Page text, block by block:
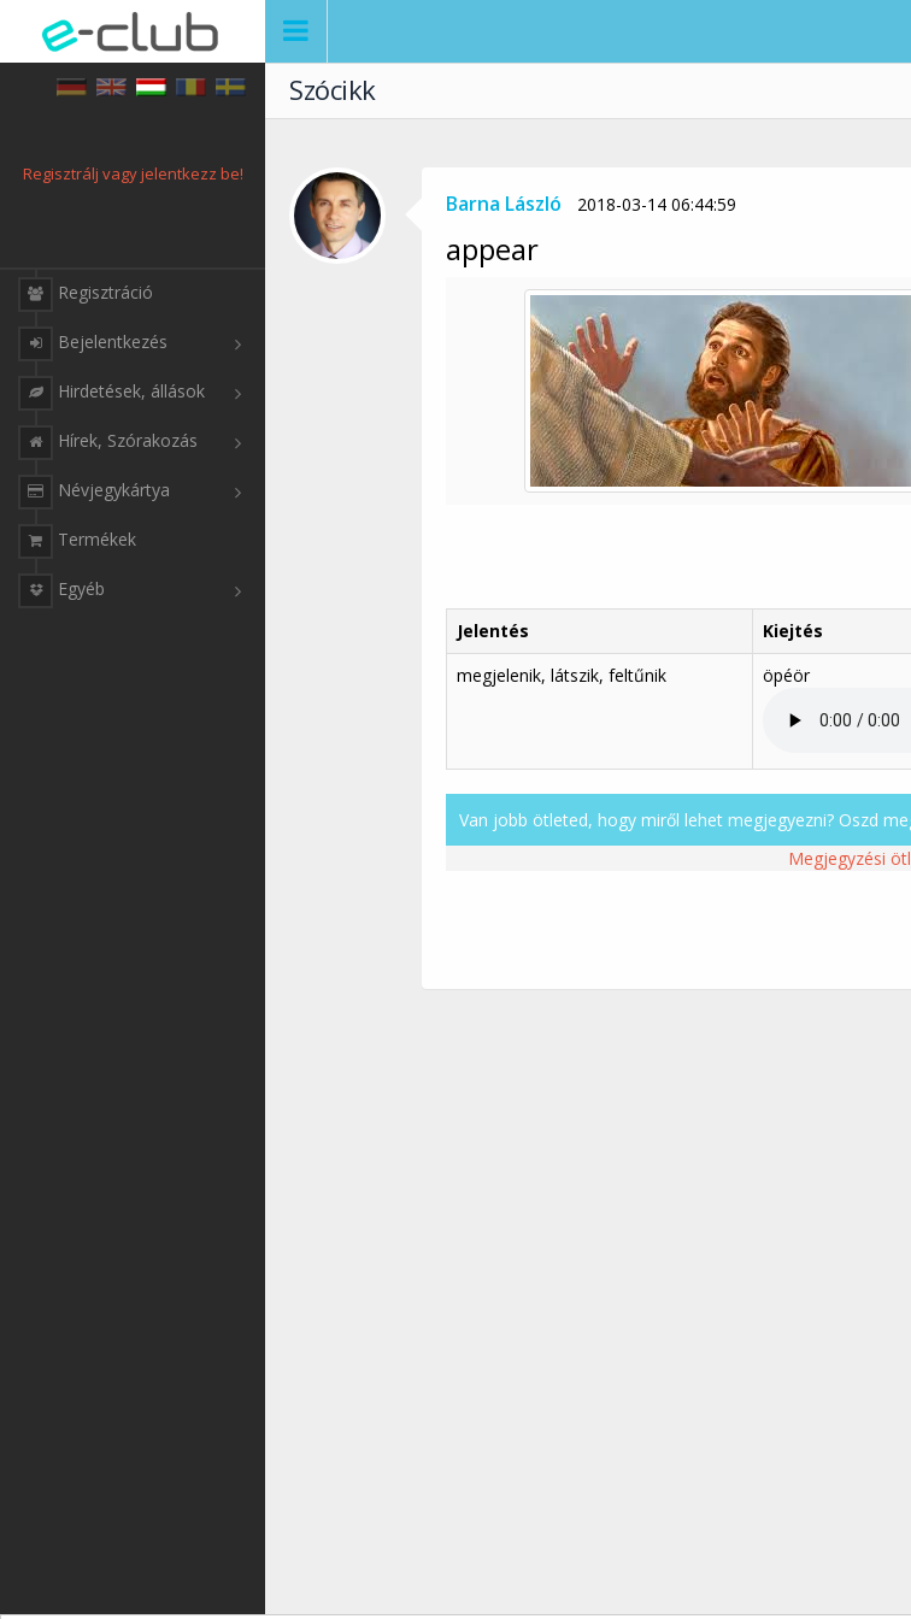
Regisztrálj vagy jelentkezz be!
Regisztráció
Bejelentkezés
Hirdetések, állások
Hírek, Szórakozás
Névjegykártya
Termékek
Egyéb
Szócikk
Barna László 2018-03-14 06:44:59
appear
Jelentés Kiejtés
megjelenik, látszik, feltűnik
öpéör
Van jobb ötleted, hogy miről lehet megjegyezni? Oszd
Megjegyzési